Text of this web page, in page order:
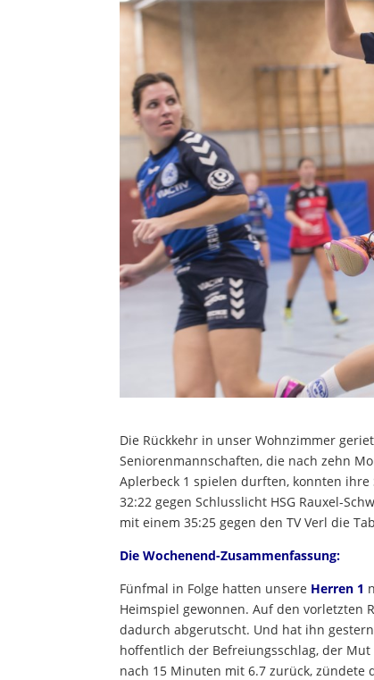
Die Rückkehr in unser Wohnzimmer
Seniorenmannschaften, die nach zehn
Aplerbeck 1 spielen durften, konnten
32:22 gegen Schlusslicht HSG Rauxel-
mit einem 35:25 gegen den TV Verl die
Die Wochenend-Zusammenfassung:
Fünfmal in Folge hatten unsere Herren 1
Heimspiel gewonnen. Auf den vorletzten
dadurch abgerutscht. Und hat ihn
hoffentlich der Befreiungsschlag, der
nach 15 Minuten mit 6.7 zurück,